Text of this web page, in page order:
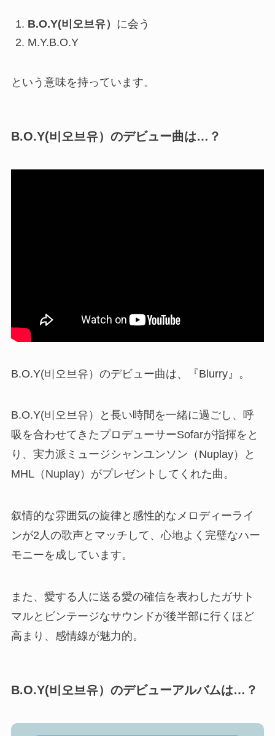
B.O.Y(비오브유） に会う
M.Y.B.O.Y
という意味を持っています。
B.O.Y(비오브유）のデビュー曲は…？
B.O.Y(비오브유）のデビュー曲は、『Blurry』。
B.O.Y(비오브유）と長い時間を一緒に過ごし、呼
吸を合わせてきたプロデューサーSofarが指揮をと
り、実力派ミュージシャンユンソン（Nuplay）と
MHL（Nuplay）がプレゼントしてくれた曲。
叙情的な雰囲気の旋律と感性的なメロディーライ
ンが2人の歌声とマッチして、心地よく完璧なハー
モニーを成しています。
また、愛する人に送る愛の確信を表わしたガサト
マルとビンテージなサウンドが後半部に行くほど
高まり、感情線が魅力的。
B.O.Y(비오브유）のデビューアルバムは…？